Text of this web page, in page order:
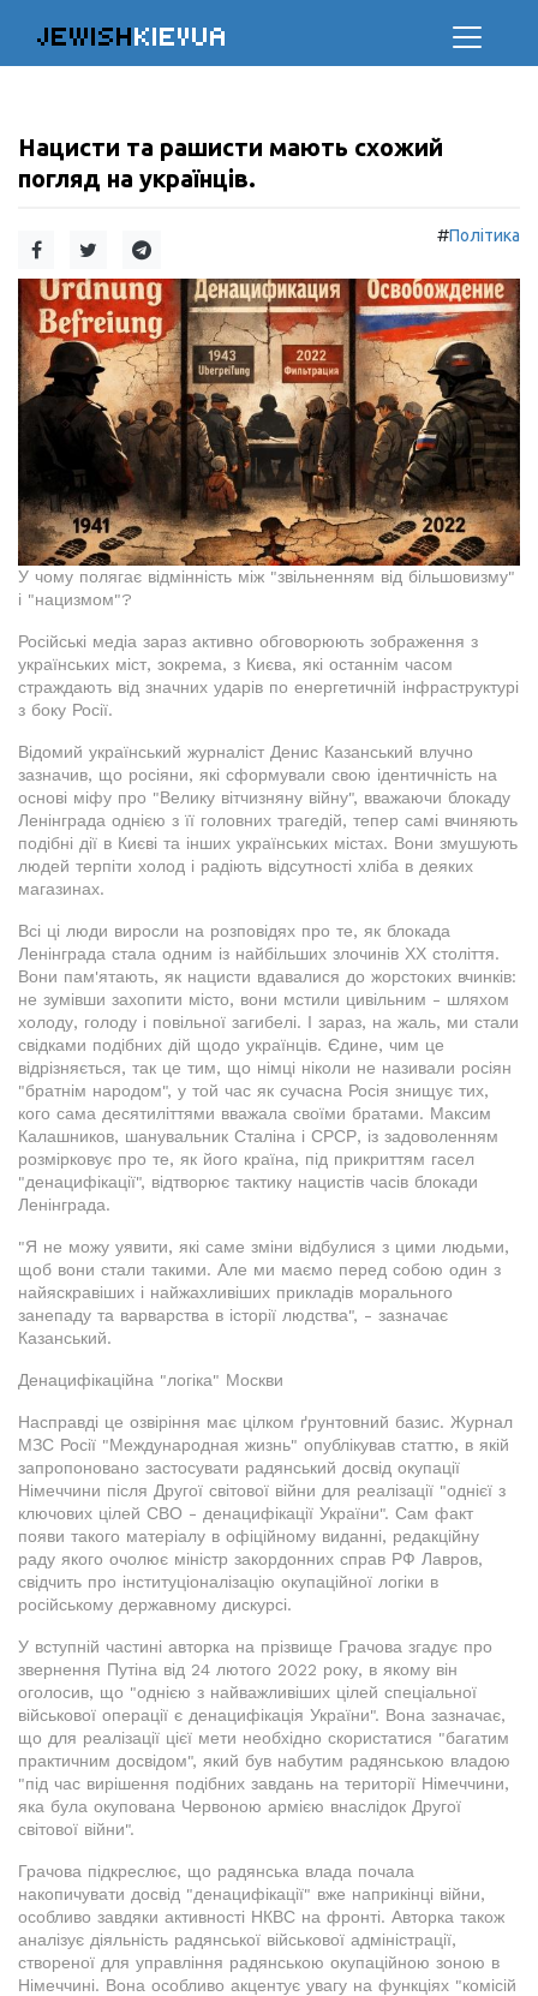
JEWISHKIEVUA
Нацисти та рашисти мають схожий
погляд на українців.
#Політика
У чому полягає відмінність між "звільненням від більшовизму"
і "нацизмом"?
Російські медіа зараз активно обговорюють зображення з
українських міст, зокрема, з Києва, які останнім часом
страждають від значних ударів по енергетичній інфраструктурі
з боку Росії.
Відомий український журналіст Денис Казанський влучно
зазначив, що росіяни, які сформували свою ідентичність на
основі міфу про "Велику вітчизняну війну", вважаючи блокаду
Ленінграда однією з її головних трагедій, тепер самі вчиняють
подібні дії в Києві та інших українських містах. Вони змушують
людей терпіти холод і радіють відсутності хліба в деяких
магазинах.
Всі ці люди виросли на розповідях про те, як блокада
Ленінграда стала одним із найбільших злочинів ХХ століття.
Вони пам'ятають, як нацисти вдавалися до жорстоких вчинків:
не зумівши захопити місто, вони мстили цивільним - шляхом
холоду, голоду і повільної загибелі. І зараз, на жаль, ми стали
свідками подібних дій щодо українців. Єдине, чим це
відрізняється, так це тим, що німці ніколи не називали росіян
"братнім народом", у той час як сучасна Росія знищує тих,
кого сама десятиліттями вважала своїми братами. Максим
Калашников, шанувальник Сталіна і СРСР, із задоволенням
розмірковує про те, як його країна, під прикриттям гасел
"денацифікації", відтворює тактику нацистів часів блокади
Ленінграда.
"Я не можу уявити, які саме зміни відбулися з цими людьми,
щоб вони стали такими. Але ми маємо перед собою один з
найяскравіших і найжахливіших прикладів морального
занепаду та варварства в історії людства", - зазначає
Казанський.
Денацифікаційна "логіка" Москви
Насправді це озвіріння має цілком ґрунтовний базис. Журнал
МЗС Росії "Международная жизнь" опублікував статтю, в якій
запропоновано застосувати радянський досвід окупації
Німеччини після Другої світової війни для реалізації "однієї з
ключових цілей СВО - денацифікації України". Сам факт
появи такого матеріалу в офіційному виданні, редакційну
раду якого очолює міністр закордонних справ РФ Лавров,
свідчить про інституціоналізацію окупаційної логіки в
російському державному дискурсі.
У вступній частині авторка на прізвище Грачова згадує про
звернення Путіна від 24 лютого 2022 року, в якому він
оголосив, що "однією з найважливіших цілей спеціальної
військової операції є денацифікація України". Вона зазначає,
що для реалізації цієї мети необхідно скористатися "багатим
практичним досвідом", який був набутим радянською владою
"під час вирішення подібних завдань на території Німеччини,
яка була окупована Червоною армією внаслідок Другої
світової війни".
Грачова підкреслює, що радянська влада почала
накопичувати досвід "денацифікації" вже наприкінці війни,
особливо завдяки активності НКВС на фронті. Авторка також
аналізує діяльність радянської військової адміністрації,
створеної для управління радянською окупаційною зоною в
Німеччині. Вона особливо акцентує увагу на функціях "комісій